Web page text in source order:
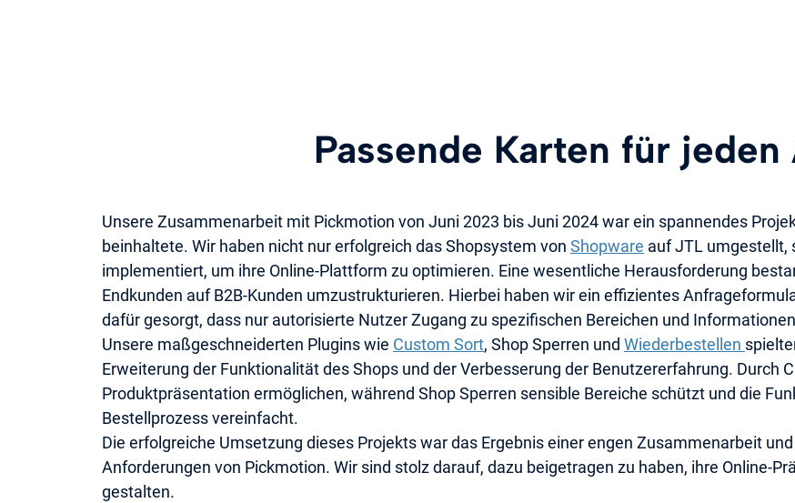
Passende Karten für jeden
Unsere Zusammenarbeit mit Pickmotion von Juni 2023 bis Juni 2024 war ein spannendes
beinhaltete. Wir haben nicht nur erfolgreich das Shopsystem von Shopware auf JTL umgestellt,
implementiert, um ihre Online-Plattform zu optimieren. Eine wesentliche Herausforderung
Endkunden auf B2B-Kunden umzustrukturieren. Hierbei haben wir ein effizientes
dafür gesorgt, dass nur autorisierte Nutzer Zugang zu spezifischen Bereichen und
Unsere maßgeschneiderten Plugins wie Custom Sort, Shop Sperren und Wiederbestellen
Erweiterung der Funktionalität des Shops und der Verbesserung der Benutzererfahrung. Durch
Produktpräsentation ermöglichen, während Shop Sperren sensible Bereiche schützt und die
Bestellprozess vereinfacht.
Die erfolgreiche Umsetzung dieses Projekts war das Ergebnis einer engen Zusammenarbeit
Anforderungen von Pickmotion. Wir sind stolz darauf, dazu beigetragen zu haben, ihre Online-
gestalten.